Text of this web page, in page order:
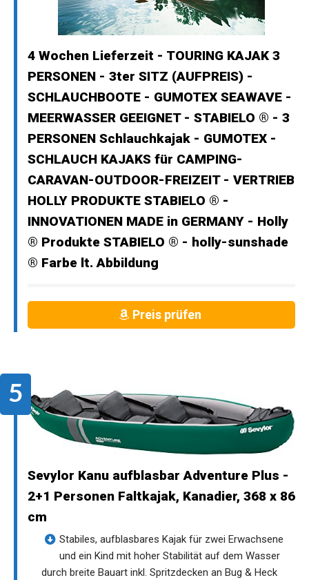
4 Wochen Lieferzeit - TOURING KAJAK 3
PERSONEN - 3ter SITZ (AUFPREIS) -
SCHLAUCHBOOTE - GUMOTEX SEAWAVE -
MEERWASSER GEEIGNET - STABIELO ® - 3
PERSONEN Schlauchkajak - GUMOTEX -
SCHLAUCH KAJAKS für CAMPING-
CARAVAN-OUTDOOR-FREIZEIT - VERTRIEB
HOLLY PRODUKTE STABIELO ® -
INNOVATIONEN MADE in GERMANY - Holly
® Produkte STABIELO ® - holly-sunshade
® Farbe lt. Abbildung
Preis prüfen
Sevylor Kanu aufblasbar Adventure Plus -
2+1 Personen Faltkajak, Kanadier, 368 x 86
cm
Stabiles, aufblasbares Kajak für zwei Erwachsene
und ein Kind mit hoher Stabilität auf dem Wasser
durch breite Bauart inkl. Spritzdecken an Bug & Heck